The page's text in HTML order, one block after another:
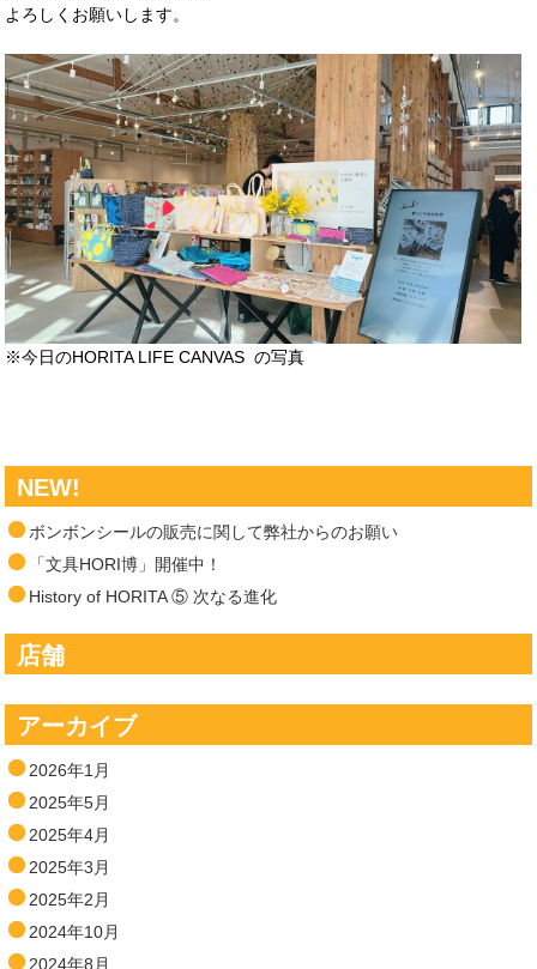
よろしくお願いします。
※今日のHORITA LIFE CANVAS の写真
NEW!
ボンボンシールの販売に関して弊社からのお願い
「文具HORI博」開催中！
History of HORITA ⑤ 次なる進化
店舗
アーカイブ
2026年1月
2025年5月
2025年4月
2025年3月
2025年2月
2024年10月
2024年8月